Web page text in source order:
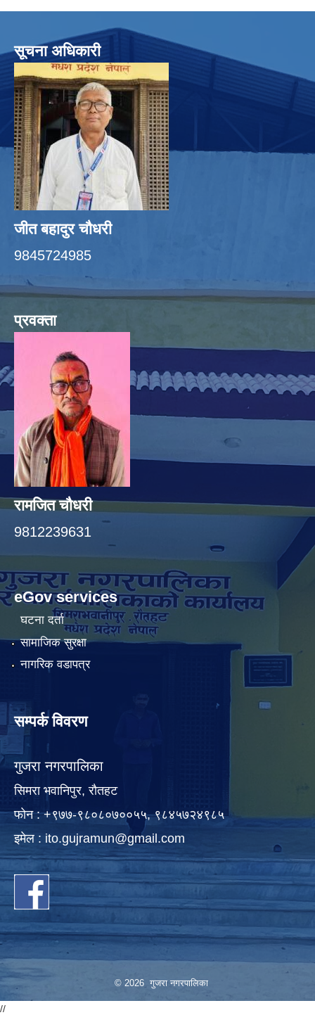
सूचना अधिकारी
जीत बहादुर चाैधरी
9845724985
प्रवक्ता
रामजित चौधरी
9812239631
eGov services
घटना दर्ता
सामाजिक सुरक्षा
नागरिक वडापत्र
सम्पर्क विवरण
गुजरा नगरपालिका
सिमरा भवानिपुर, राैतहट
फाेन : +९७७-९८०८०७००५५, ९८४५७२४९८५
इमेल : ito.gujramun@gmail.com
© 2026 गुजरा नगरपालिका
//